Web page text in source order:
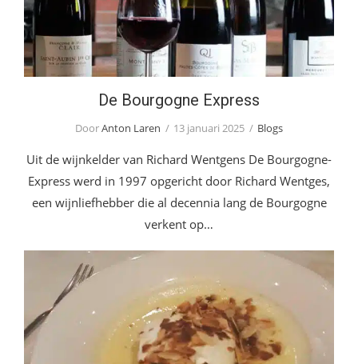
De Bourgogne Express
DoorAnton Laren 13 januari 2025 Blogs
Uit de wijnkelder van Richard Wentgens De Bourgogne-
Express werd in 1997 opgericht door Richard Wentges,
een wijnliefhebber die al decennia lang de Bourgogne
verkent op…
Recept ~ Île Flottante